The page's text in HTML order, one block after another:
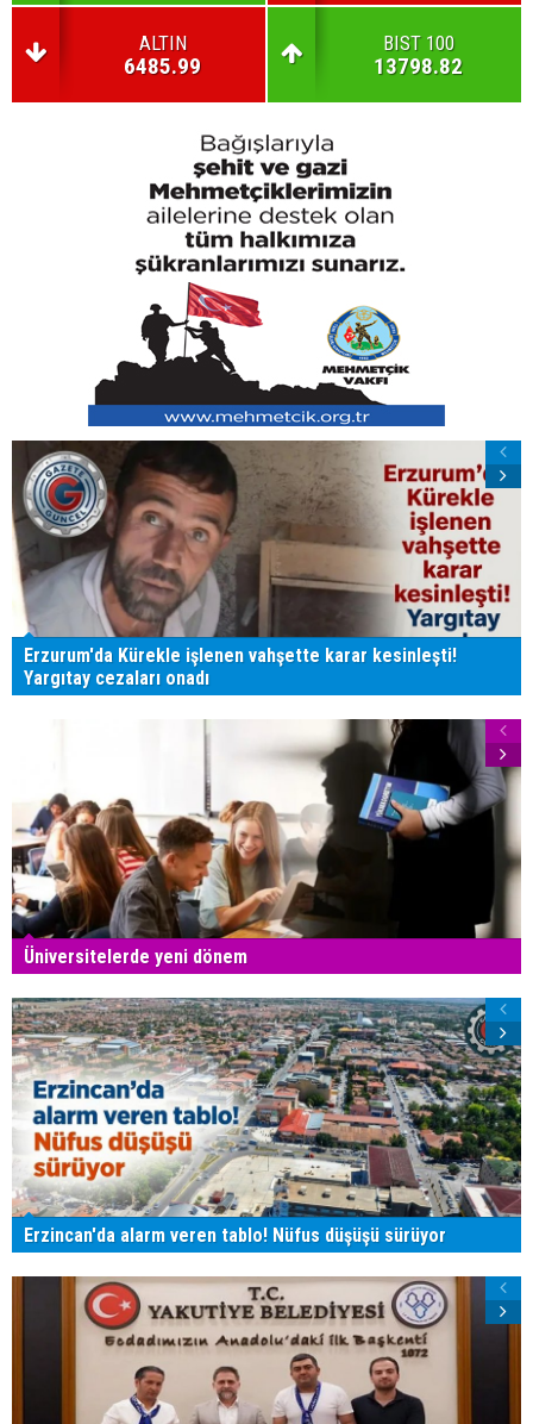
ALTIN
6485.99
BIST 100
13798.82
Erzurum'da Kürekle işlenen vahşette karar kesinleşti!
Yargıtay cezaları onadı
Üniversitelerde yeni dönem
Erzincan'da alarm veren tablo! Nüfus düşüşü sürüyor